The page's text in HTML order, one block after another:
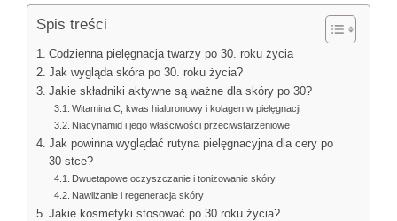
Spis treści
Codzienna pielęgnacja twarzy po 30. roku życia
Jak wygląda skóra po 30. roku życia?
Jakie składniki aktywne są ważne dla skóry po 30?
Witamina C, kwas hialuronowy i kolagen w pielęgnacji
Niacynamid i jego właściwości przeciwstarzeniowe
Jak powinna wyglądać rutyna pielęgnacyjna dla cery po
30-stce?
Dwuetapowe oczyszczanie i tonizowanie skóry
Nawilżanie i regeneracja skóry
Jakie kosmetyki stosować po 30 roku życia?